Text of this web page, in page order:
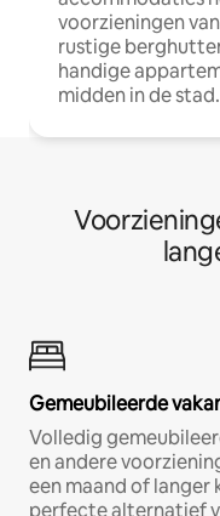
voorzieningen
rustige
handige
midden in de stad.
Gemeubileerde
Volledig
en andere
een maand of langer
perfecte alternatief